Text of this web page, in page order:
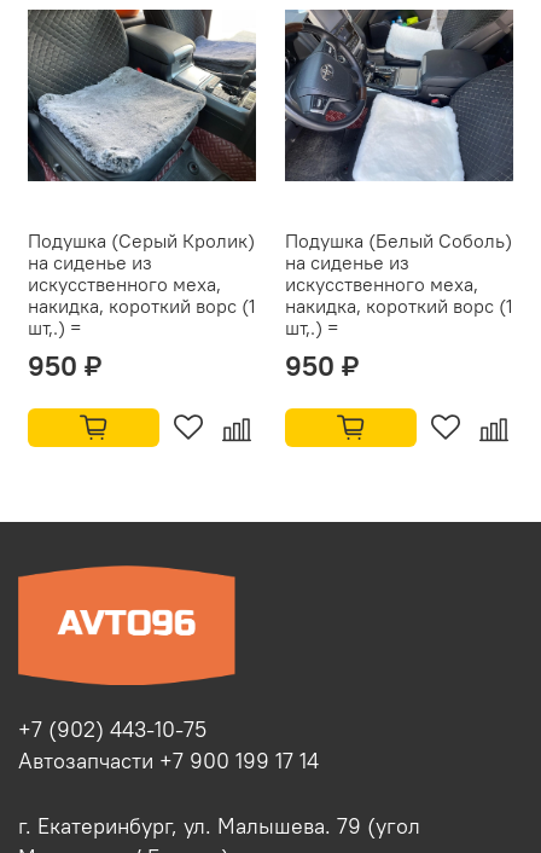
Подушка (Серый Кролик)
на сиденье из
искусственного меха,
накидка, короткий ворс (1
шт,.) =
950 ₽
Подушка (Белый Соболь)
на сиденье из
искусственного меха,
накидка, короткий ворс (1
шт,.) =
950 ₽
+7 (902) 443-10-75
Автозапчасти +7 900 199 17 14
г. Екатеринбург, ул. Малышева. 79 (угол